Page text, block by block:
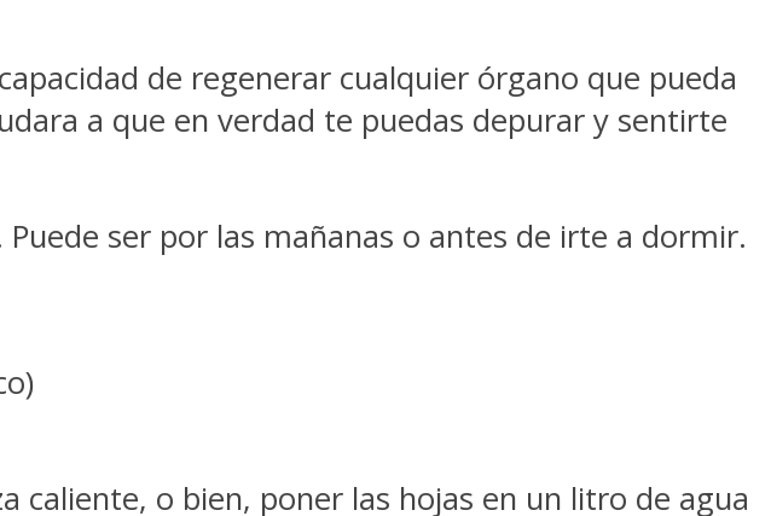
de regenerar cualquier órgano que pueda
a que en verdad te puedas depurar y sentirte
ser por las mañanas o antes de irte a dormir.
caliente, o bien, poner las hojas en un litro de agua